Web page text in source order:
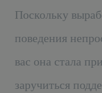
Поскольку
поведения
вас она стала
заручиться